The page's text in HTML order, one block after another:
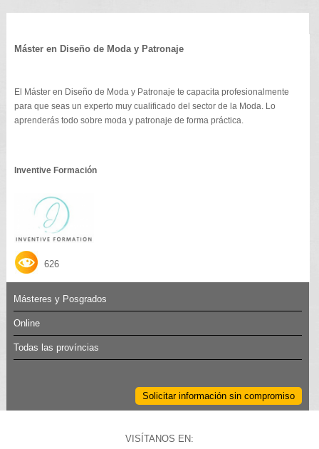
Máster en Diseño de Moda y Patronaje
El Máster en Diseño de Moda y Patronaje te capacita profesionalmente
para que seas un experto muy cualificado del sector de la Moda. Lo
aprenderás todo sobre moda y patronaje de forma práctica.
Inventive Formación
626
Másteres y Posgrados
Online
Todas las províncias
Solicitar información sin compromiso
VISÍTANOS EN: